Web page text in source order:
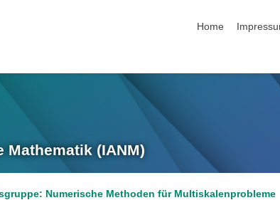
Home
(IANM)
Numerische Methoden für Multiskalenprobleme